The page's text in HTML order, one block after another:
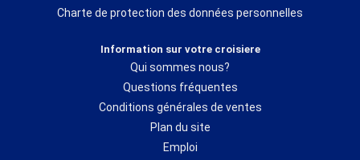
Charte de protection des données personnelles
Information sur votre croisiere
Qui sommes nous?
Questions fréquentes
Conditions générales de ventes
Plan du site
Emploi